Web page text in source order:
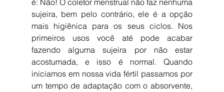
é: Não! O coletor menstrual não faz nenhuma
sujeira, bem pelo contrário, ele é a opção
mais higiênica para os seus ciclos. Nos
primeiros usos você até pode acabar
fazendo alguma sujeira por não estar
acostumada, e isso é normal. Quando
iniciamos em nossa vida fértil passamos por
um tempo de adaptação com o absorvente,